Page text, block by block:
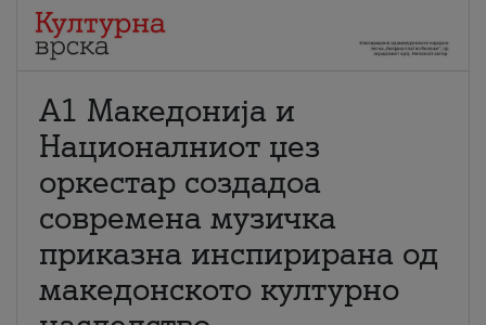
А1 Македонија и
Националниот џез
оркестар создадоа
современа музичка
приказна инспирирана од
македонското културно